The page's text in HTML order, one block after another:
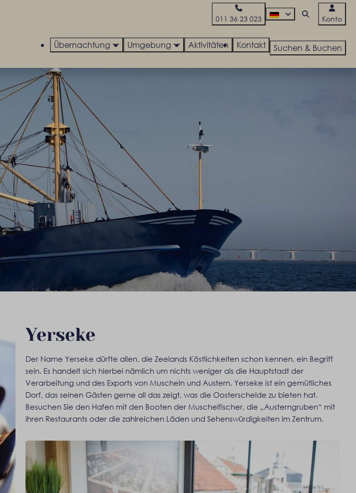
011 36 23 023 Konto
Übernachtung Umgebung Aktivitäten Kontakt Suchen & Buchen
Yerseke
Der Name Yerseke dürfte allen, die Zeelands Köstlichkeiten schon kennen, ein Begriff
sein. Es handelt sich hierbei nämlich um nichts weniger als die Hauptstadt der
Verarbeitung und des Exports von Muscheln und Austern. Yerseke ist ein gemütliches
Dorf, das seinen Gästen gerne all das zeigt, was die Oosterschelde zu bieten hat.
Besuchen Sie den Hafen mit den Booten der Muschelfischer, die „Austerngruben“ mit
ihren Restaurants oder die zahlreichen Läden und Sehenswürdigkeiten im Zentrum.